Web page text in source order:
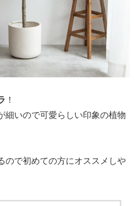
！
細いので可愛らしい印象の植物
ので初めての方にオススメしや